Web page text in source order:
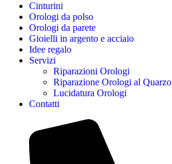
Cinturini
Orologi da polso
Orologi da parete
Gioielli in argento e acciaio
Idee regalo
Servizi
Riparazioni Orologi
Riparazione Orologi al Quarzo
Lucidatura Orologi
Contatti